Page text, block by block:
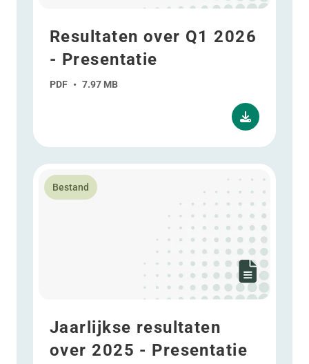
Resultaten over Q1 2026
- Presentatie
PDF • 7.97 MB
Bestand
Jaarlijkse resultaten
over 2025 - Presentatie
Lees meer over Jaarlijkse resultaten over 2025 -